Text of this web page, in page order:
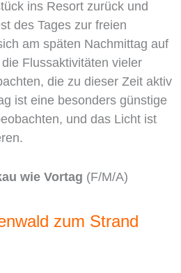
ins Resort zurück und
des Tages zur freien
am späten Nachmittag auf
Flussaktivitäten vieler
die zu dieser Zeit aktiv
ist eine besonders günstige
und das Licht ist
wie Vortag (F/M/A)
zum Strand